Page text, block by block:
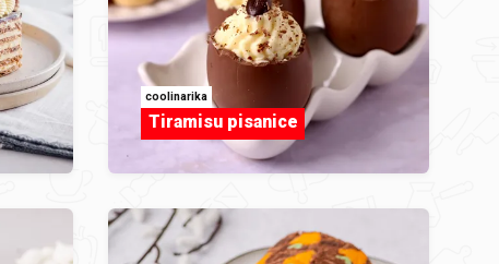
coolinarika
Tiramisu pisanice